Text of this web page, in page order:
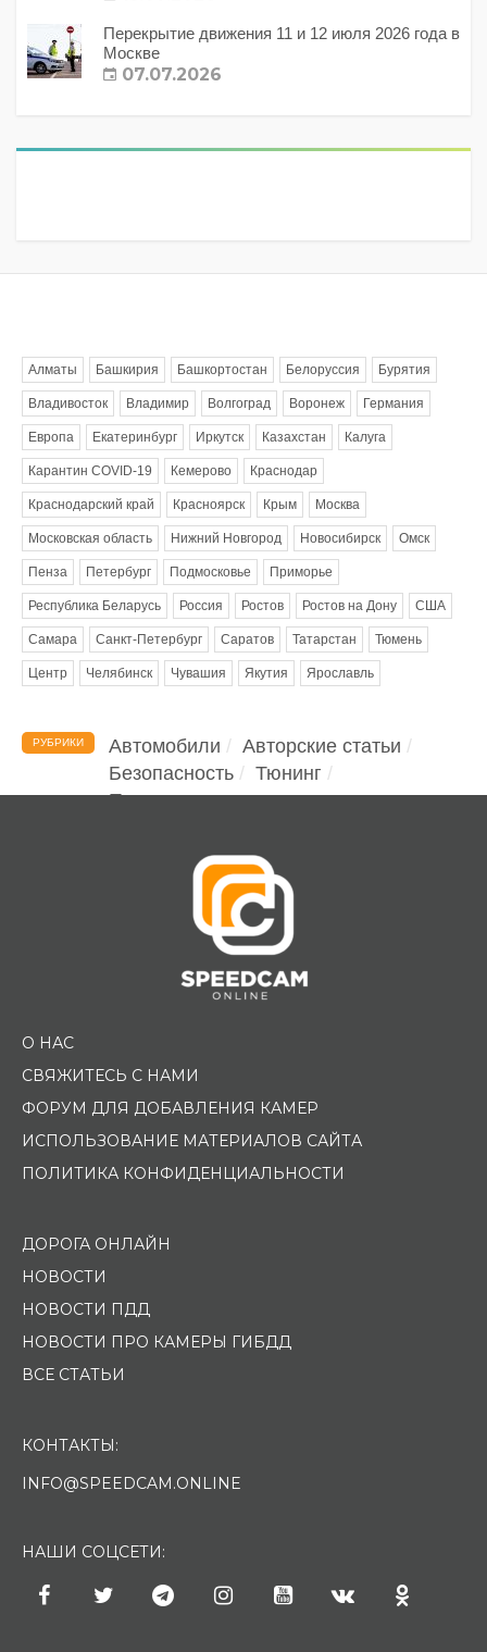
Перекрытие движения 11 и 12 июля 2026 года в
Москве
07.07.2026
Алматы Башкирия Башкортостан Белоруссия Бурятия
Владивосток Владимир Волгоград Воронеж Германия
Европа Екатеринбург Иркутск Казахстан Калуга
Карантин COVID-19 Кемерово Краснодар
Краснодарский край Красноярск Крым Москва
Московская область Нижний Новгород Новосибирск Омск
Пенза Петербург Подмосковье Приморье
Республика Беларусь Россия Ростов Ростов на Дону США
Самара Санкт-Петербург Саратов Татарстан Тюмень
Центр Челябинск Чувашия Якутия Ярославль
РУБРИКИ Автомобили
Авторские статьи
Безопасность
Тюнинг
Помощь водителю
О НАС
СВЯЖИТЕСЬ С НАМИ
ФОРУМ ДЛЯ ДОБАВЛЕНИЯ КАМЕР
ИСПОЛЬЗОВАНИЕ МАТЕРИАЛОВ САЙТА
ПОЛИТИКА КОНФИДЕНЦИАЛЬНОСТИ
ДОРОГА ОНЛАЙН
НОВОСТИ
НОВОСТИ ПДД
НОВОСТИ ПРО КАМЕРЫ ГИБДД
ВСЕ СТАТЬИ
КОНТАКТЫ:
INFO@SPEEDCAM.ONLINE
НАШИ СОЦСЕТИ: